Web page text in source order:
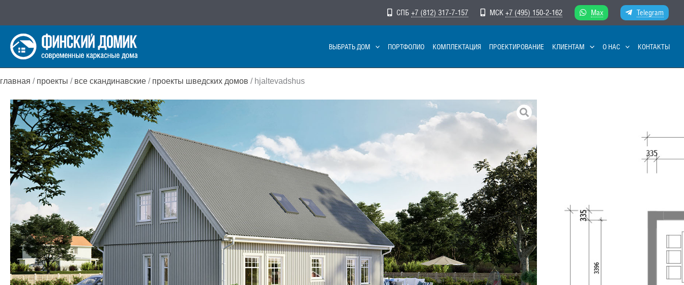
к
содержимому
СПБ +7 (812) 317-7-157 МСК +7 (495) 150-2-162 Max Telegram
ВЫБРАТЬ ДОМ ПОРТФОЛИО КОМПЛЕКТАЦИЯ ПРОЕКТИРОВАНИЕ КЛИЕНТАМ О НАС КОНТАКТЫ
главная / проекты / все скандинавские / проекты шведских домов / hjaltevadshus